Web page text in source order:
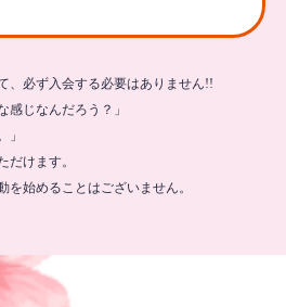
、必ず入会する必要はありません!!
感じなんだろう？」
」
だけます。
始めることはございません。